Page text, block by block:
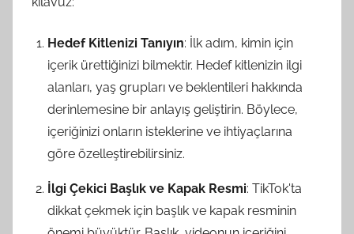
Hedef Kitlenizi Tanıyın: İlk adım, kimin için
içerik ürettiğinizi bilmektir. Hedef kitlenizin ilgi
alanları, yaş grupları ve beklentileri hakkında
derinlemesine bir anlayış geliştirin. Böylece,
içeriğinizi onların isteklerine ve ihtiyaçlarına
göre özelleştirebilirsiniz.
İlgi Çekici Başlık ve Kapak Resmi: TikTok'ta
dikkat çekmek için başlık ve kapak resminin